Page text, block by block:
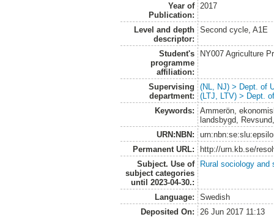
Year of
Publication:
2017
Level and depth
descriptor:
Second cycle, A1E
Student's
programme
affiliation:
NY007 Agriculture
Supervising
department:
(NL, NJ) > Dept. of
(LTJ, LTV) > Dept.
Keywords:
Ammerön,
landsbygd,
URN:NBN:
Permanent URL:
http://urn.kb.se/
Subject. Use of
subject categories
until 2023-04-30.:
Rural sociology and
Language:
Swedish
Deposited On:
26 Jun 2017 11:13